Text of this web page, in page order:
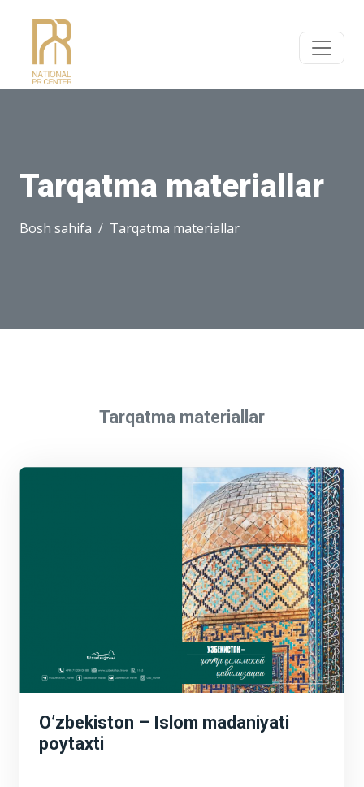
Tarqatma materiallar
Bosh sahifa Tarqatma materiallar
Tarqatma materiallar
O’zbekiston – Islom madaniyati
poytaxti